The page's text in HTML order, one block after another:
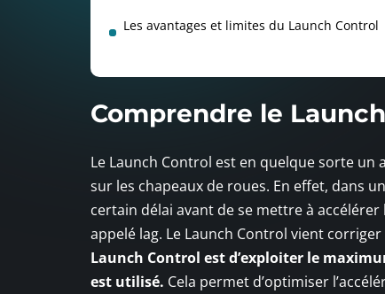
Les avantages et limites du Launch Control
Comprendre le
Le Launch Control est en quelque sorte un
sur les chapeaux de roues. En effet, dans
certain délai avant de se mettre à accélérer
appelé lag. Le Launch Control vient
Launch Control est d’exploiter le
est utilisé. Cela permet d’optimiser